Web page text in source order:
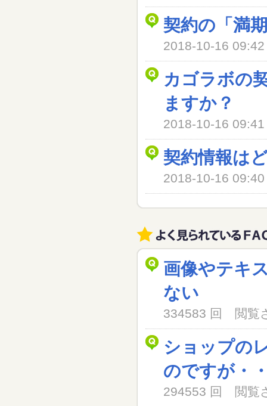
契約の「満
2018-10-16
カゴラボの
ますか？
2018-10-16
契約情報は
2018-10-16
画像やテキ
ない
334583 回 閲覧
ショップの
のですが・
294553 回 閲覧